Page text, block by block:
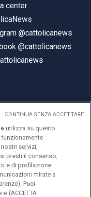
center
@cattolicanews
@cattolicanews
utilizza su questo
servizi,
presti il consenso,
e di profilazione
mirate a
Puoi
(ACCETTA
CONTINUA SENZA ACCETTARE